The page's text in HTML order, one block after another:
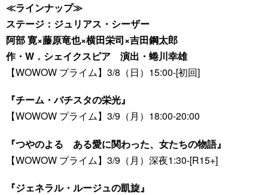
≪ラインナップ≫
ステージ：ジュリアス・シーザー
阿部 寛×藤原竜也×横田栄司×吉田鋼太郎
作・W．シェイクスピア 演出・蜷川幸雄
【WOWOW プライム】3/8（日）15:00-[初回]
『チーム・バチスタの栄光』
【WOWOW プライム】3/9（月）18:00-20:00
『つやのよる ある愛に関わった、女たちの物語』
【WOWOW プライム】3/9（月）深夜1:30-[R15+]
『ジェネラル・ルージュの凱旋』